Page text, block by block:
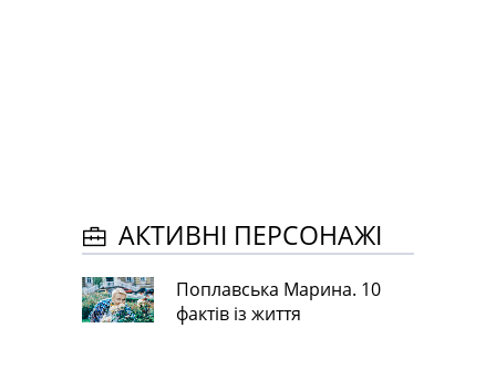
АКТИВНІ ПЕРСОНАЖІ
Поплавська Марина. 10
фактів із життя